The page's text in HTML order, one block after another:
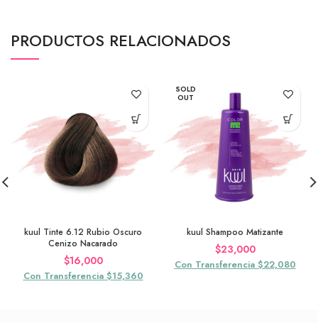
PRODUCTOS RELACIONADOS
kuul Tinte 6.12 Rubio Oscuro
Cenizo Nacarado
$16,000
Con Transferencia $15,360
SOLD
OUT
kuul Shampoo Matizante
$23,000
Con Transferencia $22,080